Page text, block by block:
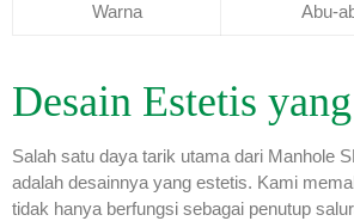
Warna Abu-
Desain Estetis
Salah satu daya tarik utama dari Manhole
adalah desainnya yang estetis. Kami
tidak hanya berfungsi sebagai penutup